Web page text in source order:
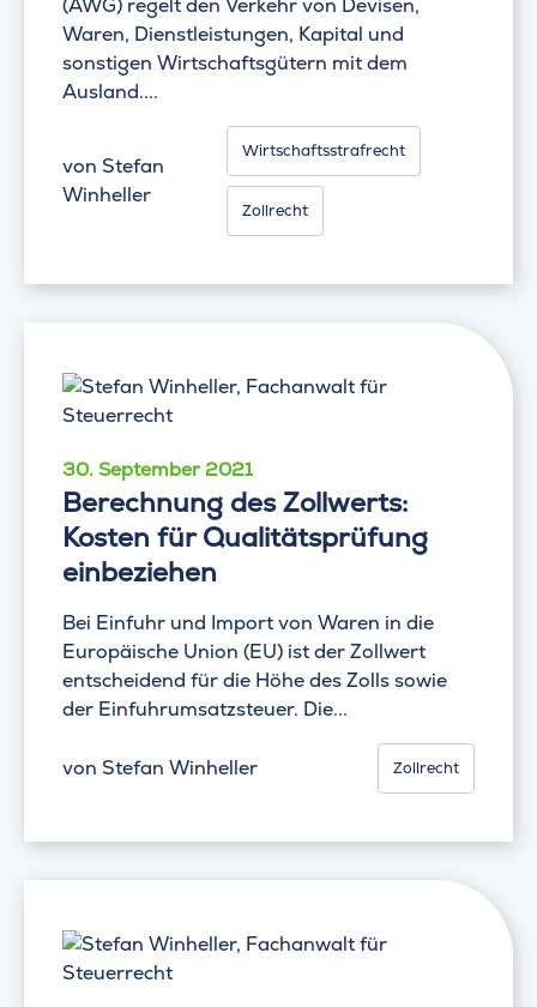
Waren, Dienstleistungen, Kapital und
sonstigen Wirtschaftsgütern mit dem
Ausland....
von Stefan
Winheller
Wirtschaftsstrafrecht
Zollrecht
30. September 2021
Berechnung des Zollwerts:
Kosten für Qualitätsprüfung
einbeziehen
Bei Einfuhr und Import von Waren in die
Europäische Union (EU) ist der Zollwert
entscheidend für die Höhe des Zolls sowie
der Einfuhrumsatzsteuer. Die...
von Stefan Winheller Zollrecht